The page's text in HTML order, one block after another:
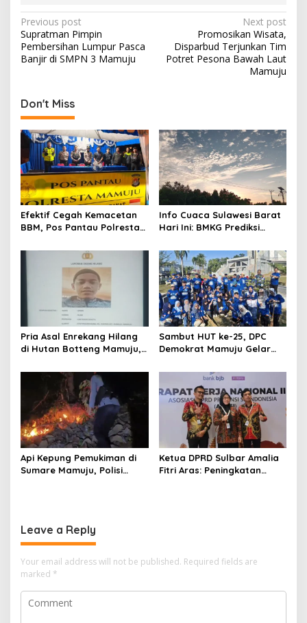
P
o
s
n
a
v
i
g
a
t
i
o
n
Previous post
Supratman Pimpin
Pembersihan Lumpur Pasca
Banjir di SMPN 3 Mamuju
Next post
Promosikan Wisata,
Disparbud Terjunkan Tim
Potret Pesona Bawah Laut
Mamuju
Don't Miss
Efektif Cegah Kemacetan
BBM, Pos Pantau Polresta
SPBU Kali Mamuju
Info Cuaca Sulawesi Barat
Hari Ini: BMKG Prediksi
Pria Asal Enrekang Hilang
di Hutan Botteng Mamuju,
Kelaparan ke Istri
Sambut HUT ke-25, DPC
Demokrat Mamuju Gelar
Indonesia Asri
Api Kepung Pemukiman di
Sumare Mamuju, Polisi
Ketua DPRD Sulbar Amalia
Fitri Aras: Peningkatan
Leave a Reply
Your email address will not be published. Required fields are
marked *